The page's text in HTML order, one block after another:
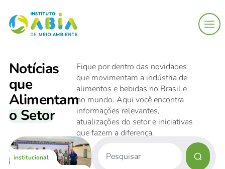
Notícias
que
Alimentam
o Setor
Fique por dentro das novidades
que movimentam a indústria de
alimentos e bebidas no Brasil e
no mundo. Aqui você encontra
informações relevantes,
atualizações do setor e iniciativas
que fazem a diferença.
institucional